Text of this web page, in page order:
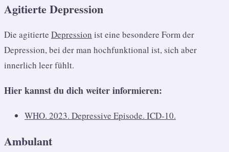
Agitierte Depression
Die agitierte Depression ist eine besondere Form der
Depression, bei der man hochfunktional ist, sich aber
innerlich leer fühlt.
Hier kannst du dich weiter informieren:
WHO. 2023. Depressive Episode. ICD-10.
Ambulant